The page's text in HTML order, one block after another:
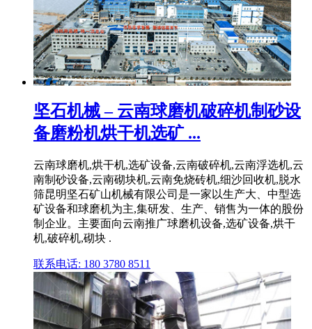
坚石机械 – 云南球磨机破碎机制砂设
备磨粉机烘干机选矿 ...
云南球磨机,烘干机,选矿设备,云南破碎机,云南浮选机,云
南制砂设备,云南砌块机,云南免烧砖机,细沙回收机,脱水
筛昆明坚石矿山机械有限公司是一家以生产大、中型选
矿设备和球磨机为主,集研发、生产、销售为一体的股份
制企业。主要面向云南推广球磨机设备,选矿设备,烘干
机,破碎机,砌块 .
联系电话: 180 3780 8511